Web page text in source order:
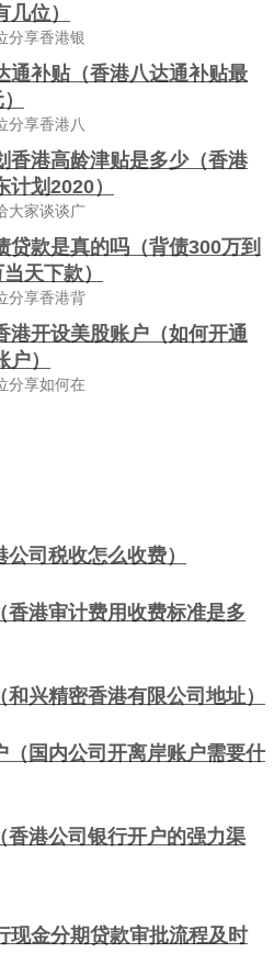
几位）
分享香港银
通补贴（香港八达通补贴最
分享香港八
香港高龄津贴是多少（香港
计划2020）
大家谈谈广
贷款是真的吗（背债300万到
天下款）
分享香港背
港开设美股账户（如何开通
）
分享如何在
司税收怎么收费）
港审计费用收费标准是多
兴精密香港有限公司地址）
（国内公司开离岸账户需要什
香港公司银行开户的强力渠
现金分期贷款审批流程及时